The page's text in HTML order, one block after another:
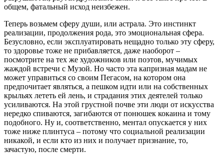
общем, фатальный исход неизбежен.
Теперь возьмем сферу души, или астрала. Это инстинкт
реализации, продолжения рода, это эмоциональная сфера.
Безусловно, если эксплуатировать нещадно только эту сферу,
то здоровье тоже не прибавляется, даже наоборот –
посмотрите на тех же художников или поэтов, мучимых
жаждой встречи с Музой. Но часто эта капризная мадам не
может управиться со своим Пегасом, на котором она
предпочитает являться, а пешком идти или на собственных
крыльях лететь ей лень, и страдания этих деятелей только
усиливаются. На этой грустной почве эти люди от искусства
нередко спиваются, загибаются от понюшек кокаина и тому
подобного. Ну и, соответственно, ментал опускается у них
тоже ниже плинтуса – потому что социальной реализации
никакой, и если кто из них и получает признание, то,
зачастую, после смерти.